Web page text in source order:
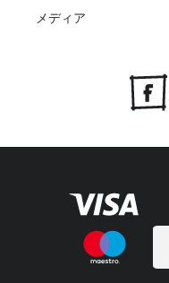
メディア